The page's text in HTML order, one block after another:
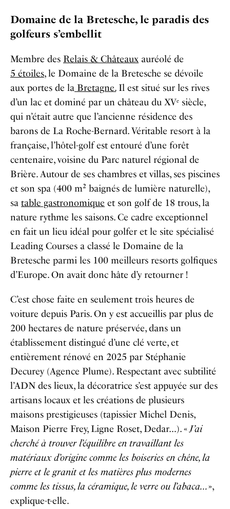
Domaine de la Bretesche, le paradis des
golfeurs s’embellit
Membre des Relais & Châteaux auréolé de
5 étoiles, le Domaine de la Bretesche se dévoile
aux portes de la Bretagne.Il est situé sur les rives
d’un lac et dominé par un château du XVᵉ siècle,
qui n’était autre que l’ancienne résidence des
barons de La Roche-Bernard. Véritable resort à la
française, l’hôtel-golf est entouré d’une forêt
centenaire, voisine du Parc naturel régional de
Brière. Autour de ses chambres et villas, ses piscines
et son spa (400 m² baignés de lumière naturelle),
sa table gastronomique et son golf de 18 trous, la
nature rythme les saisons. Ce cadre exceptionnel
en fait un lieu idéal pour golfer et le site spécialisé
Leading Courses a classé le Domaine de la
Bretesche parmi les 100 meilleurs resorts golfiques
d’Europe. On avait donc hâte d’y retourner !
C’est chose faite en seulement trois heures de
voiture depuis Paris. On y est accueillis par plus de
200 hectares de nature préservée, dans un
établissement distingué d’une clé verte, et
entièrement rénové en 2025 par Stéphanie
Decurey (Agence Plume). Respectant avec subtilité
l’ADN des lieux, la décoratrice s’est appuyée sur des
artisans locaux et les créations de plusieurs
maisons prestigieuses (tapissier Michel Denis,
Maison Pierre Frey, Ligne Roset, Dedar…). «J’ai
cherché à trouver l’équilibre en travaillant les
matériaux d’origine comme les boiseries en chêne, la
pierre et le granit et les matières plus modernes
comme les tissus, la céramique, le verre ou l’abaca…»,
explique-t-elle.